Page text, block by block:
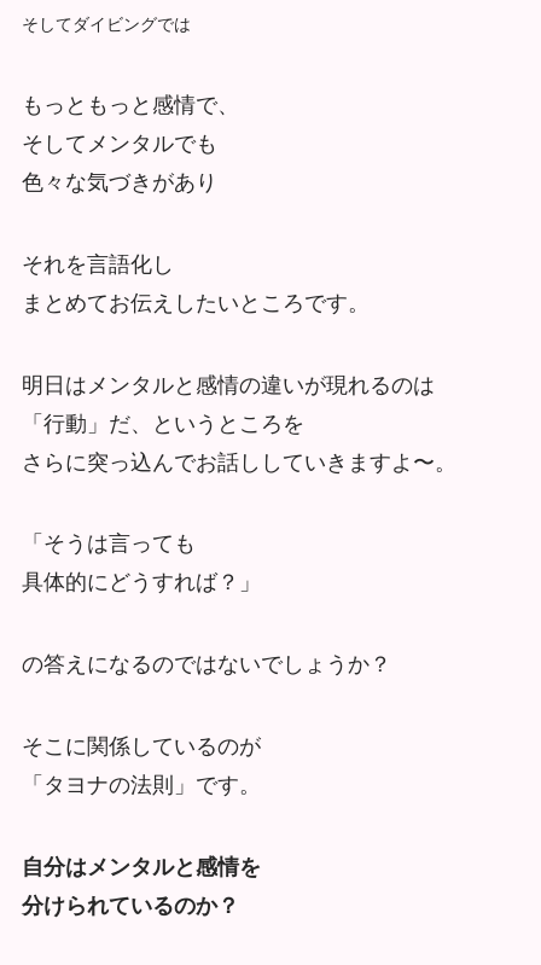
そしてダイビングでは
もっともっと感情で、
そしてメンタルでも
色々な気づきがあり
それを言語化し
まとめてお伝えしたいところです。
明日はメンタルと感情の違いが現れるのは
「行動」だ、というところを
さらに突っ込んでお話ししていきますよ〜。
「そうは言っても
具体的にどうすれば？」
の答えになるのではないでしょうか？
そこに関係しているのが
「タヨナの法則」です。
自分はメンタルと感情を
分けられているのか？